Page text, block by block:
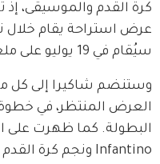
كرة القدم والموسيقى،
سيُقام في 19 يوليو على ملعب MetLife Stadium.
العرض المنتظر، في خطوة